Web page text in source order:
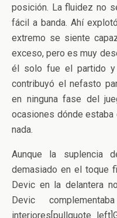
posición. La fluidez no
fácil a banda. Ahí
extremo se siente
exceso, pero es muy
él solo fue el partido y
contribuyó el nefasto
en ninguna fase del
ocasiones dónde
nada.
Aunque la suplencia
demasiado en el toque
Devic en la delantera
Devic